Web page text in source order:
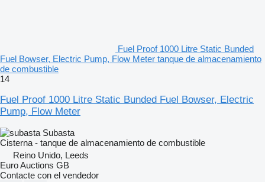
Fuel Proof 1000 Litre Static Bunded
Fuel Bowser, Electric Pump, Flow Meter tanque de almacenamiento
de combustible
14
Fuel Proof 1000 Litre Static Bunded Fuel Bowser, Electric
Pump, Flow Meter
Subasta
Cisterna - tanque de almacenamiento de combustible
Reino Unido, Leeds
Euro Auctions GB
Contacte con el vendedor